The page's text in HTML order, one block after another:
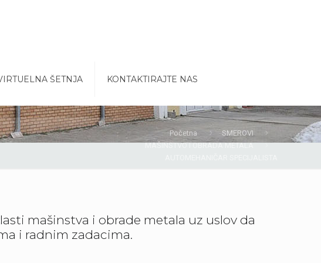
ŠETNJA KONTAKTIRAJTE NAS
Početna
SMEROVI
MAŠINSTVO I OBRADA METALA
mašinstva i obrade metala uz uslov da
i radnim zadacima.